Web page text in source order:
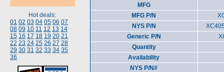
Hot deals:
01 02 03 04 05 06 07
08 09 10 11 12 13 14
15 16 17 18 19 20 21
22 23 24 25 26 27 28
29 30 31 32 33 34 35
36
MFG
MFG P/N
NYS P/N
Generic P/N
Quantity
Availability
NYS P/N#